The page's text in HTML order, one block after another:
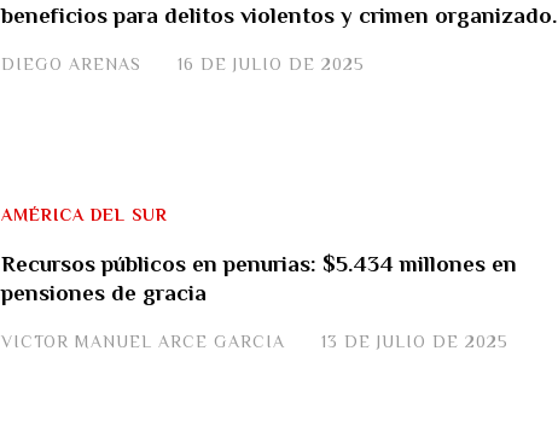
beneficios para delitos violentos y crimen organizado.
DIEGO ARENAS 16 DE JULIO DE 2025
Recursos públicos en penurias: $5.434 millones en
pensiones de gracia
VICTOR MANUEL ARCE GARCIA
AMÉRICA DEL SUR
13 DE JULIO DE 2025